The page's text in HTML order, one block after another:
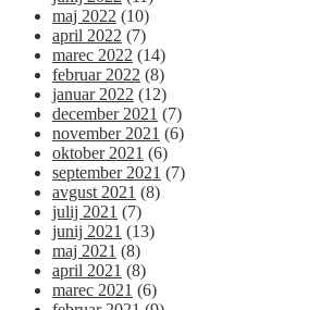
maj 2022 (10)
april 2022 (7)
marec 2022 (14)
februar 2022 (8)
januar 2022 (12)
december 2021 (7)
november 2021 (6)
oktober 2021 (6)
september 2021 (7)
avgust 2021 (8)
julij 2021 (7)
junij 2021 (13)
maj 2021 (8)
april 2021 (8)
marec 2021 (6)